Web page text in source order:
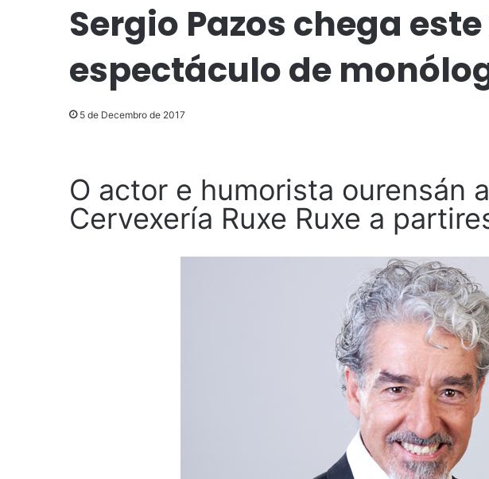
Sergio Pazos chega
espectáculo de
5 de Decembro de 2017
O actor e humorista ourensán
Cervexería Ruxe Ruxe a